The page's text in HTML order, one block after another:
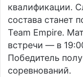
квалификации.
состава станет
Team Empire.
встречи — в
Победитель
соревнований.